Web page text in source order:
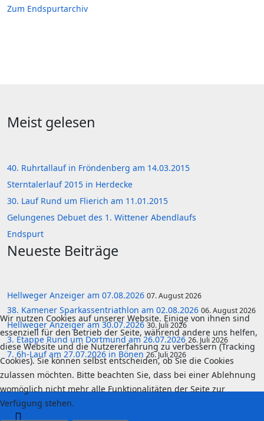
Zum Endspurtarchiv
Meist gelesen
40. Ruhrtallauf in Fröndenberg am 14.03.2015
Sterntalerlauf 2015 in Herdecke
30. Lauf Rund um Flierich am 11.01.2015
Gelungenes Debuet des 1. Wittener Abendlaufs
Endspurt
Neueste Beiträge
Hellweger Anzeiger am 07.08.2026 07. August 2026
38. Kamener Sparkassentriathlon am 02.08.2026 06. August 2026
Hellweger Anzeiger am 30.07.202630. Juli 2026
3. Etappe Rund um Dortmund am 26.07.2026 26. Juli 2026
7. 6h-Lauf am 27.07.2026 in Bönen 26. Juli 2026
Wir nutzen Cookies auf unserer Website. Einige von ihnen sind
essenziell für den Betrieb der Seite, während andere uns helfen,
diese Website und die Nutzererfahrung zu verbessern (Tracking
Cookies). Sie können selbst entscheiden, ob Sie die Cookies
zulassen möchten. Bitte beachten Sie, dass bei einer Ablehnung
womöglich nicht mehr alle Funktionalitäten der Seite zur
Verfügung stehen.